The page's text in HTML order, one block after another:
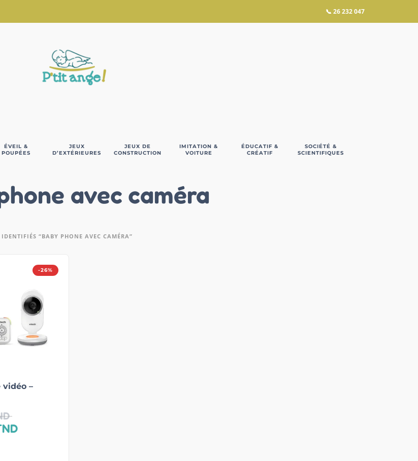
📞 26 232 047
ÉVEIL &
POUPÉES
JEUX
D’EXTÉRIEURES
JEUX DE
CONSTRUCTION
IMITATION &
VOITURE
ÉDUCATIF &
CRÉATIF
SOCIÉTÉ &
SCIENTIFIQUES
avec caméra
“BABY PHONE AVEC CAMÉRA”
-26%
vidéo –